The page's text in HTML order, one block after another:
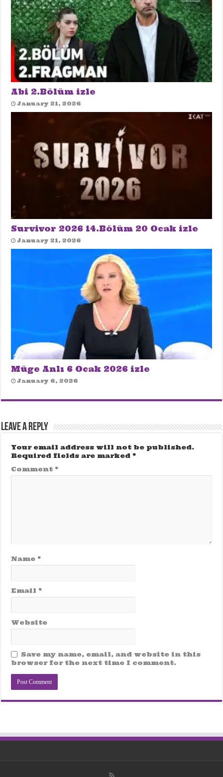
Abi 2.Bölüm izle
January 21, 2026
Survivor 2026 14.Bölüm 20 Ocak izle
January 21, 2026
Müge Anlı 6 Ocak 2026 izle
January 6, 2026
Leave a Reply
Your email address will not be published.
Required fields are marked *
Comment *
Name *
Email *
Website
Save my name, email, and website in this
browser for the next time I comment.